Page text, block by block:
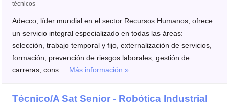
técnicos
Adecco, líder mundial en el sector Recursos Humanos, ofrece
un servicio integral especializado en todas las áreas:
selección, trabajo temporal y fijo, externalización de servicios,
formación, prevención de riesgos laborales, gestión de
carreras, cons ... Más información »
Técnico/A Sat Senior - Robótica Industrial